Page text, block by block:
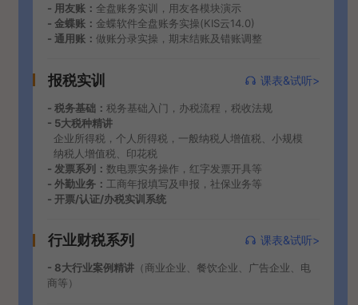
- 用友账： 全盘账务实训，用友各模块演示
- 金蝶账： 金蝶软件全盘账务实操(KIS云14.0)
- 通用账：做账分录实操，期末结账及错账调整
报税实训 课表&试听>
- 税务基础：税务基础入门，办税流程，税收法规
- 5大税种精讲
企业所得税，个人所得税，一般纳税人增值税、小规模
纳税人增值税、印花税
- 发票系列：数电票实务操作，红字发票开具等
- 外勤业务： 工商年报填写及申报，社保业务等
- 开票/认证/办税实训系统
行业财税系列 课表&试听>
- 8大行业案例精讲 （商业企业、餐饮企业、广告企业、电
商等）